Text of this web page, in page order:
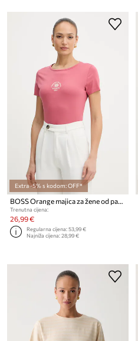
Extra -5% s kodom: OFF*
Trenutna cijena:
26,99 €
Regularna cijena:53,99 €
Najniža cijena:28,99 €